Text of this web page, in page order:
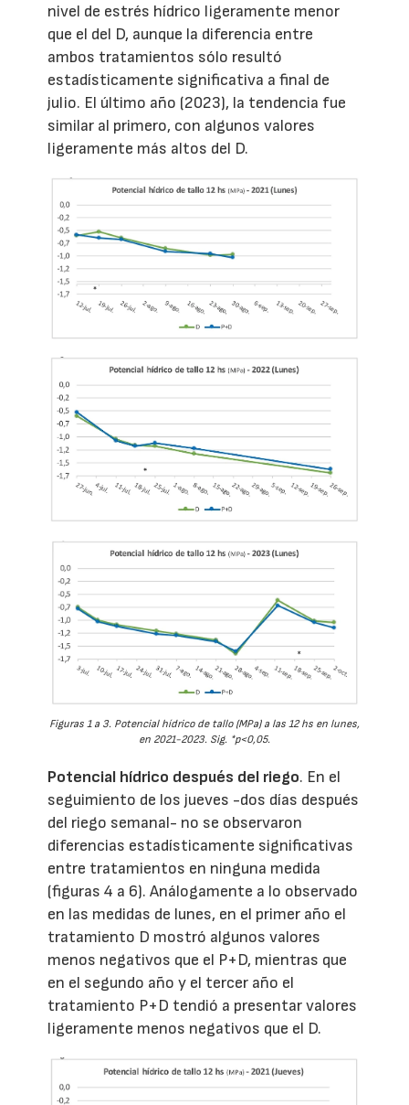
nivel de estrés hídrico ligeramente menor
que el del D, aunque la diferencia entre
ambos tratamientos sólo resultó
estadísticamente significativa a final de
julio. El último año (2023), la tendencia fue
similar al primero, con algunos valores
ligeramente más altos del D.
Figuras 1 a 3. Potencial hídrico de tallo (MPa) a las 12 hs en lunes,
en 2021-2023. Sig. *p<0,05.
Potencial hídrico después del riego. En el
seguimiento de los jueves -dos días después
del riego semanal- no se observaron
diferencias estadísticamente significativas
entre tratamientos en ninguna medida
(figuras 4 a 6). Análogamente a lo observado
en las medidas de lunes, en el primer año el
tratamiento D mostró algunos valores
menos negativos que el P+D, mientras que
en el segundo año y el tercer año el
tratamiento P+D tendió a presentar valores
ligeramente menos negativos que el D.